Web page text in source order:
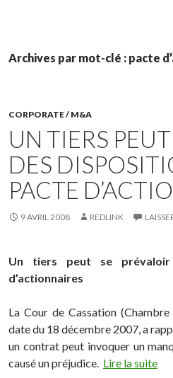
Archives par mot-clé : pacte
CORPORATE / M&A
UN TIERS
DES
PACTE
9 AVRIL 2008 REDLINK
Un tiers peut se prévaloir
d’actionnaires
La Cour de Cassation
date du 18 décembre 2007, a
un contrat peut invoquer un
causé un préjudice. Lire la suite